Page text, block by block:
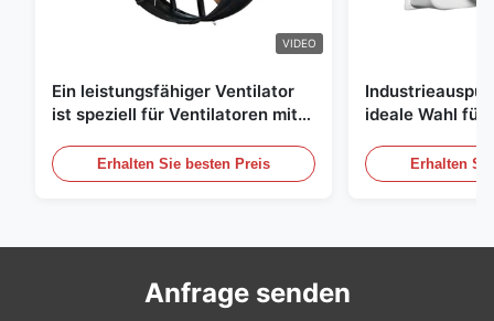
VIDEO
Ein leistungsfähiger Ventilator
ist speziell für Ventilatoren mit
mm und einem Luftvolumen von
120000 m3/h entwickelt.
Erhalten Sie besten Preis
ideale Wahl für
Erhalten
Anfrage senden